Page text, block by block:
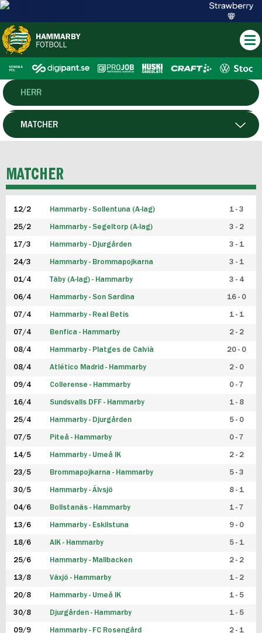
HERR
DAM
P19
F19
FUTSAL HERR
FUTSAL DAM
MATCHER
MATCHER
12/2 Hammarby - Sollentuna (A-lag) 1 - 3
25/2 Hammarby - Segeltorp (A-lag) 3 - 2
17/3 Hammarby - Djurgården 3 - 1
24/3 Hammarby - Brommapojkarna 3 - 1
01/4 Täby (A-lag) - Hammarby 3 - 4
06/4 Hammarby - Son Sardina 16 - 0
07/4 Hammarby - Real Betis 1 - 1
07/4 Benfica - Hammarby 2 - 2
08/4 Hammarby - Platges de Calvià 20 - 0
08/4 Atlético Madrid - Hammarby 2 - 0
09/4 Collerense - Hammarby 0 - 7
16/4 Sundsvalls DFF - Hammarby 1 - 8
25/4 Hammarby - Djurgården 5 - 0
07/5 Piteå - Hammarby 0 - 7
14/5 Hammarby - Umeå IK 2 - 2
23/5 Brommapojkarna - Hammarby 5 - 3
30/5 Hammarby - Älvsjö 8 - 1
04/6 Bollstanäs - Hammarby 1 - 7
13/6 Hammarby - Eskilstuna 9 - 0
18/6 AIK - Hammarby 5 - 1
25/6 Hammarby - Mallbacken 2 - 2
13/8 Växjö - Hammarby 1 - 2
20/8 Hammarby - Umeå IK 1 - 5
30/8 Djurgården - Hammarby 1 - 5
09/9 Hammarby - FC Rosengård 2 - 1